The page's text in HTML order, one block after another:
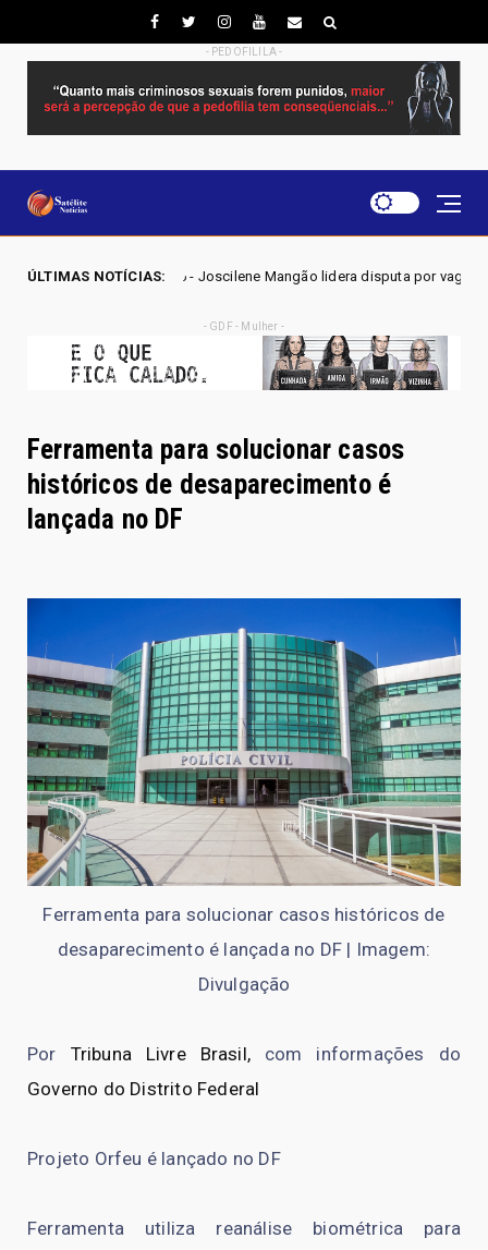
- PEDOFILILA -
ÚLTIMAS NOTÍCIAS:
- Joscilene Mangão lidera disputa por vaga na Alego em Novo Gama,
- GDF - Mulher -
Ferramenta para solucionar casos
históricos de desaparecimento é
lançada no DF
Ferramenta para solucionar casos históricos de
desaparecimento é lançada no DF | Imagem:
Divulgação
Por Tribuna Livre Brasil, com informações do
Governo do Distrito Federal
Projeto Orfeu é lançado no DF
Ferramenta utiliza reanálise biométrica para